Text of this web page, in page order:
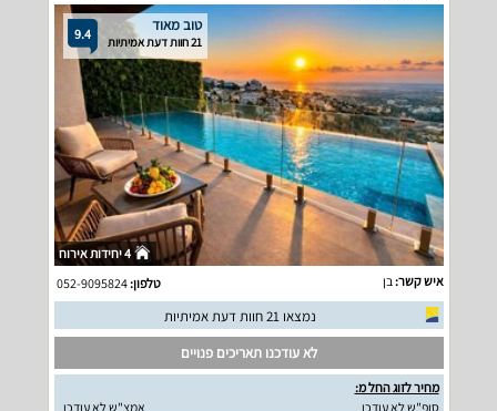
9.4 טוב מאוד
21 חוות דעת אמיתיות
4 יחידות אירוח
איש קשר: בן טלפון:052-9095824
נמצאו 21 חוות דעת אמיתיות
לא עודכנו תאריכים פנויים
מחיר לזוג החל מ:
סופ"ש לא עודכן
אמצ"ש לא עודכן